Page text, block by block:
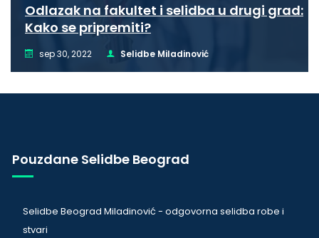
Odlazak na fakultet i selidba u drugi grad:
Kako se pripremiti?
sep 30, 2022 Selidbe Miladinović
Pouzdane Selidbe Beograd
Selidbe Beograd Miladinović - odgovorna selidba robe i
stvari